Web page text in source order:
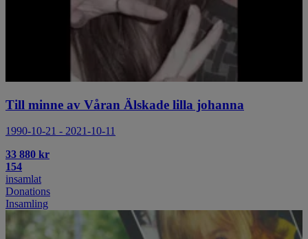
Till minne av Våran Älskade lilla johanna
1990-10-21 - 2021-10-11
33 880 kr
154
insamlat
Donations
Insamling